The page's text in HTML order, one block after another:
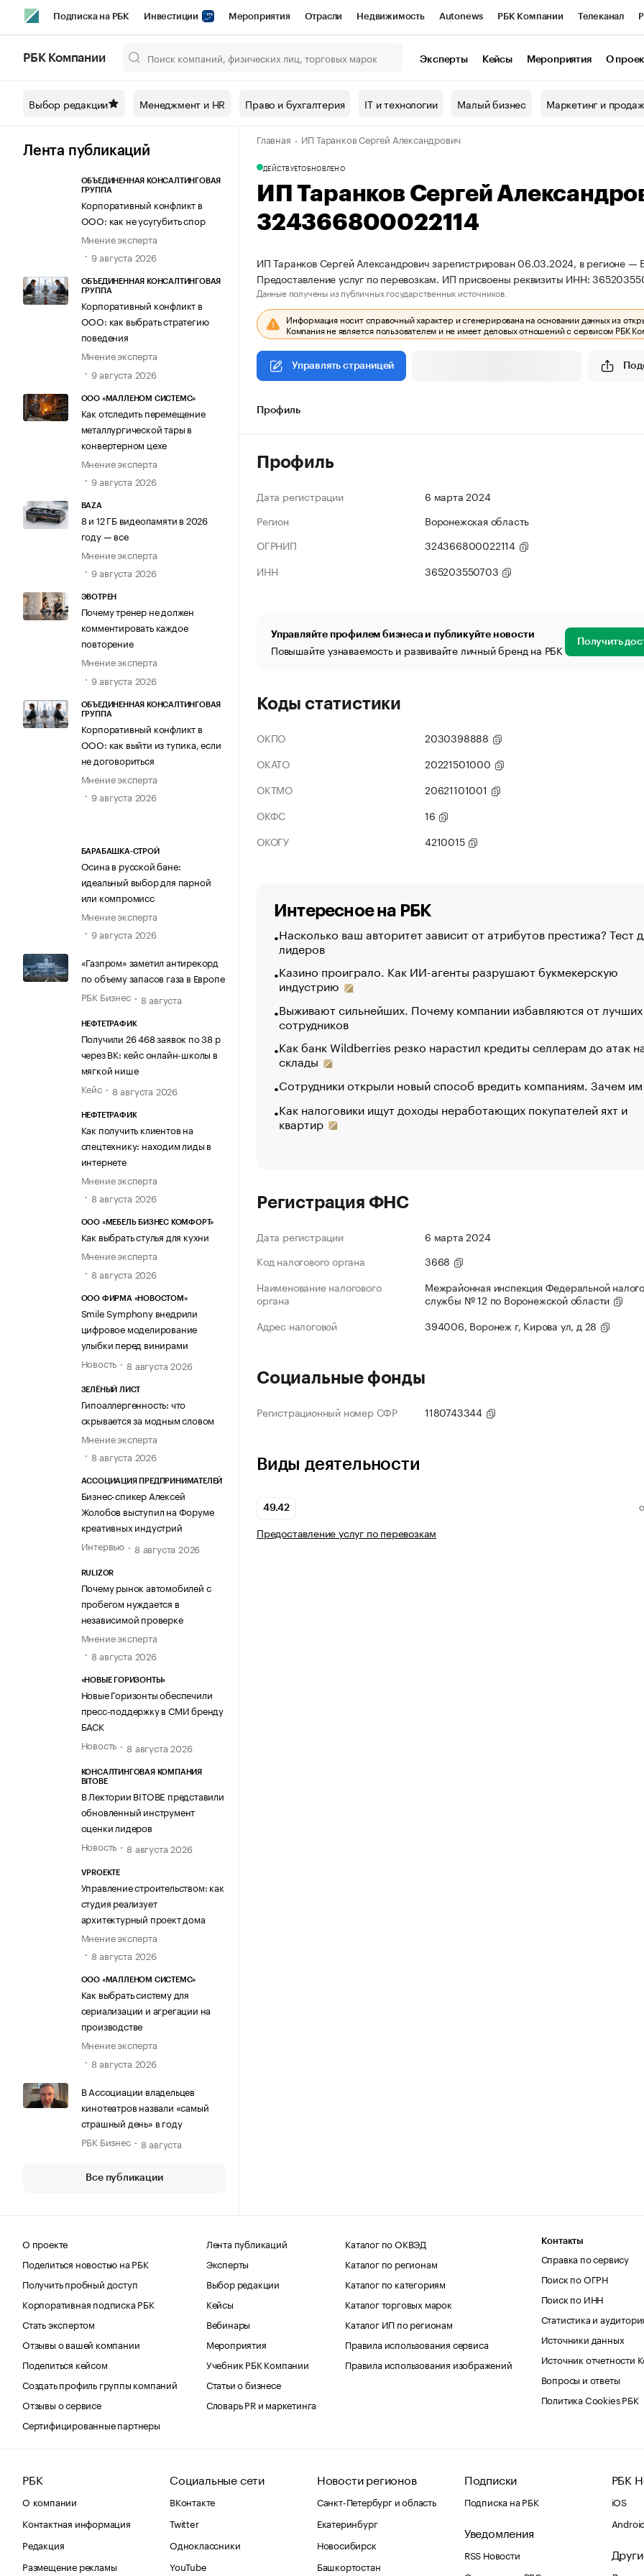
Подписка на РБК Инвестиции Мероприятия Отрасли Недвижимость Autonews РБК Компании Телеканал
Спецпроекты СПб Конференции СПб Спецпроекты Проверка контрагентов
Технологии и медиа Рынок наличной валюты
РБК Компании Эксперты Кейсы Мероприятия О
Выбор редакции Менеджмент и HR Право и бухгалтерия IT и технологии Малый бизнес Маркетинг и
Лента публикаций
ОБЪЕДИНЕННАЯ КОНСАЛТИНГОВАЯ
ГРУППА
Корпоративный конфликт в
ООО: как не усугубить спор
Мнение эксперта
9 августа 2026
ОБЪЕДИНЕННАЯ КОНСАЛТИНГОВАЯ
ГРУППА
Корпоративный конфликт в
ООО: как выбрать стратегию
поведения
Мнение эксперта
9 августа 2026
ООО «МАЛЛЕНОМ СИСТЕМС»
Как отследить перемещение
металлургической тары в
конвертерном цехе
Мнение эксперта
9 августа 2026
BAZA
8 и 12 ГБ видеопамяти в 2026
году — все
Мнение эксперта
9 августа 2026
ЭВОТРЕН
Почему тренер не должен
комментировать каждое
повторение
Мнение эксперта
9 августа 2026
ОБЪЕДИНЕННАЯ КОНСАЛТИНГОВАЯ
ГРУППА
Корпоративный конфликт в
ООО: как выйти из тупика, если
не договориться
Мнение эксперта
9 августа 2026
БАРАБАШКА-СТРОЙ
Осина в русской бане:
идеальный выбор для парной
или компромисс
Мнение эксперта
9 августа 2026
«Газпром» заметил антирекорд
по объему запасов газа в Европе
РБК Бизнес
8 августа
НЕФТЕТРАФИК
Получили 26 468 заявок по 38 р
через ВК: кейс онлайн-школы в
мягкой нише
Кейс
8 августа 2026
НЕФТЕТРАФИК
Как получить клиентов на
спецтехнику: находим лиды в
интернете
Мнение эксперта
8 августа 2026
ООО «МЕБЕЛЬ БИЗНЕС КОМФОРТ»
Как выбрать стулья для кухни
Мнение эксперта
8 августа 2026
ООО ФИРМА «НОВОСТОМ»
Smile Symphony внедрили
цифровое моделирование
улыбки перед винирами
Новость
8 августа 2026
ЗЕЛЁНЫЙ ЛИСТ
Гипоаллергенность: что
скрывается за модным словом
Мнение эксперта
8 августа 2026
АССОЦИАЦИЯ ПРЕДПРИНИМАТЕЛЕЙ
Бизнес-спикер Алексей
Жолобов выступил на Форуме
креативных индустрий
Интервью
8 августа 2026
RULIZOR
Почему рынок автомобилей с
пробегом нуждается в
независимой проверке
Мнение эксперта
8 августа 2026
«НОВЫЕ ГОРИЗОНТЫ»
Новые Горизонты обеспечили
пресс-поддержку в СМИ бренду
БАСК
Новость
8 августа 2026
КОНСАЛТИНГОВАЯ КОМПАНИЯ
BITOBE
В Лектории BITOBE представили
обновленный инструмент
оценки лидеров
Новость
8 августа 2026
VPROEKTE
Управление строительством: как
студия реализует
архитектурный проект дома
Мнение эксперта
8 августа 2026
ООО «МАЛЛЕНОМ СИСТЕМС»
Как выбрать систему для
сериализации и агрегации на
производстве
Мнение эксперта
8 августа 2026
В Ассоциации владельцев
кинотеатров назвали «самый
страшный день» в году
РБК Бизнес
8 августа
Все публикации
Главная ИП Таранков Сергей Александрович
ДЕЙСТВУЕТОБНОВЛЕНО
ИП Таранков Сергей
324366800022114
ИП Таранков Сергей Александрович зарегистрирован 06.03.2024, в регионе —
Предоставление услуг по перевозкам. ИП присвоены реквизиты ИНН:
Данные получены из публичных государственных источников.
Информация носит справочный характер и сгенерирована на основании данных из
Компания не является пользователем и не имеет деловых отношений с сервисом РБК
Управлять страницей
Профиль
Профиль
Дата регистрации
6 марта 2024
Регион
Воронежская область
ОГРНИП
324366800022114
ИНН
365203550703
Управляйте профилем бизнеса и публикуйте новости
Повышайте узнаваемость и развивайте личный бренд на РБК Получить
Коды статистики
ОКПО
2030398888
ОКАТО
20221501000
ОКТМО
20621101001
ОКФС
16
ОКОГУ
4210015
Интересное на РБК
Насколько ваш авторитет зависит от атрибутов престижа? Тест
лидеров
Казино проиграло. Как ИИ-агенты разрушают букмекерскую
индустрию
Выживают сильнейших. Почему компании избавляются от лучших
сотрудников
Как банк Wildberries резко нарастил кредиты селлерам до атак
склады
Сотрудники открыли новый способ вредить компаниям. Зачем
Как налоговики ищут доходы неработающих покупателей яхт и
квартир
Регистрация ФНС
Дата регистрации
6 марта 2024
Код налогового органа
3668
Наименование налогового
органа
Межрайонная инспекция Федеральной
службы № 12 по Воронежской области
Адрес налоговой
394006, Воронеж г, Кирова ул, д 28
Социальные фонды
Регистрационный номер СФР 1180743344
Виды деятельности
49.42
Предоставление услуг по перевозкам
О проекте
Поделиться новостью на РБК
Получить пробный доступ
Корпоративная подписка РБК
Стать экспертом
Отзывы о вашей компании
Поделиться кейсом
Создать профиль группы компаний
Отзывы о сервисе
Сертифицированные партнеры
Лента публикаций
Эксперты
Выбор редакции
Кейсы
Вебинары
Мероприятия
Учебник РБК Компании
Статьи о бизнесе
Словарь PR и маркетинга
Каталог по ОКВЭД
Каталог по регионам
Каталог по категориям
Каталог торговых марок
Каталог ИП по регионам
Правила использования сервиса
Правила использования изображений
Контакты
Справка по сервису
Поиск по ОГРН
Поиск по ИНН
Статистика и
Источники данных
Источник отчетности
Вопросы и ответы
Политика Cookies РБК
РБК
О компании
Контактная информация
Редакция
Размещение рекламы
Социальные сети
ВКонтакте
Twitter
Одноклассники
YouTube
Новости регионов
Санкт-Петербург и область
Екатеринбург
Новосибирск
Башкортостан
Подписки
Подписка на РБК
Уведомления
RSS Новости
РБК
iOS